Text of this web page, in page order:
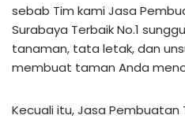
sebab Tim kami Jasa
Surabaya Terbaik No.1
tanaman, tata letak, dan
membuat taman Anda
Kecuali itu, Jasa Pembuatan